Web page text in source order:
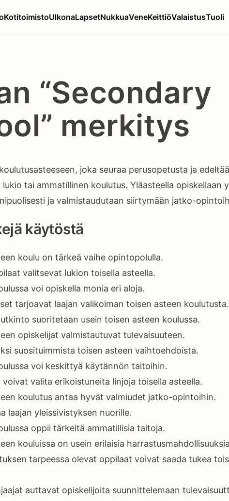
KotitoimistoUlkonaLapsetNukkuaVeneKeittiöValaistusTuoli
“Secondary
merkitys
joka seuraa perusopetusta ja
tai ammatillinen koulutus. Yläasteella opiskellaan
ja valmistaudutaan siirtymään jatko-
käytöstä
koulu on tärkeä vaihe opintopolulla.
valitsevat lukion toisella asteella.
voi opiskella monia eri aloja.
tarjoavat laajan valikoiman toisen asteen koulutusta.
suoritetaan usein toisen asteen koulussa.
opiskelijat valmistautuvat tulevaisuuteen.
suosituimmista toisen asteen vaihtoehdoista.
voi keskittyä käytännön taitoihin.
voivat valita erikoistuneita linjoja toisella asteella.
koulutus antaa hyvät valmiudet jatko-opintoihin.
laajan yleissivistyksen nuorille.
oppii tärkeitä ammatillisia taitoja.
kouluissa on usein erilaisia
tarpeessa olevat oppilaat voivat saada tukea
auttavat opiskelijoita suunnittelemaan